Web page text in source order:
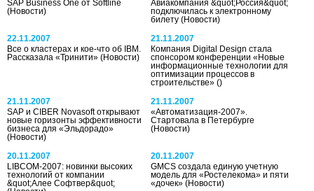
SAP Business One от Softline
(Новости)
Авиакомпания &quot;Россия&quot;
подключилась к электронному
билету(Новости)
22.11.2007
Все о кластерах и кое-что об IBM.
Рассказала «Тринити» (Новости)
21.11.2007
Компания Digital Design стала
спонсором конференции «Новые
информационные технологии для
оптимизации процессов в
строительстве»()
21.11.2007
SAP и CIBER Novasoft открывают
новые горизонты эффективности
бизнеса для «Эльдорадо»
(Новости)
21.11.2007
«Автоматизация-2007».
Стартовала в Петербурге
(Новости)
20.11.2007
LIBCOM-2007: новинки высоких
технологий от компании
&quot;Алее Софтвер&quot;
20.11.2007
GMCS cоздала единую учетную
модель для «Ростелекома» и пяти
«дочек»(Новости)